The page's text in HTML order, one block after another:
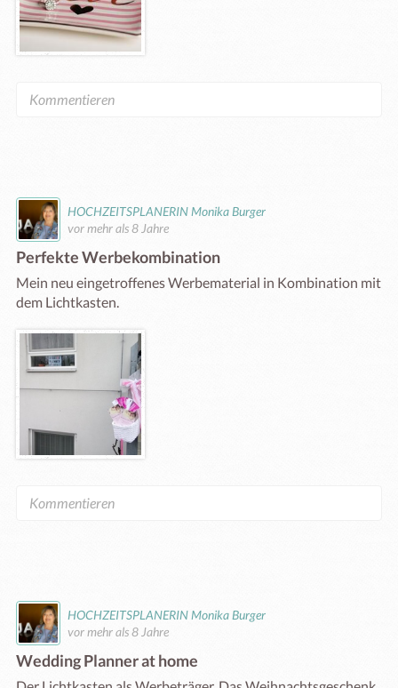
HOCHZEITSPLANERIN Monika Burger
vor mehr als 8 Jahre
Perfekte Werbekombination
Mein neu eingetroffenes Werbematerial in Kombination mit
dem Lichtkasten.
HOCHZEITSPLANERIN Monika Burger
vor mehr als 8 Jahre
Wedding Planner at home